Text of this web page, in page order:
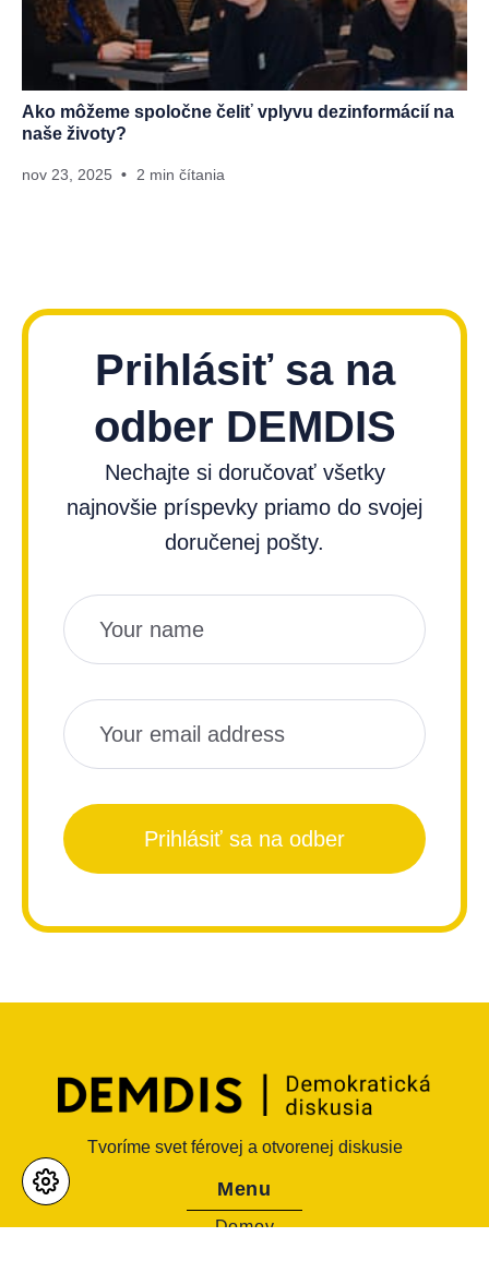
Ako môžeme spoločne čeliť vplyvu dezinformácií na
naše životy?
nov 23, 2025 2 min čítania
Prihlásiť sa na
odber DEMDIS
Nechajte si doručovať všetky
najnovšie príspevky priamo do svojej
doručenej pošty.
Názov
Email
Prihlásiť sa na odber
Tvoríme svet férovej a otvorenej diskusie
Menu
Domov